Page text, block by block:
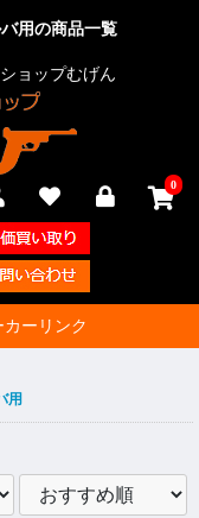
用の商品一覧
ョップむげん
0
カーリンク
用